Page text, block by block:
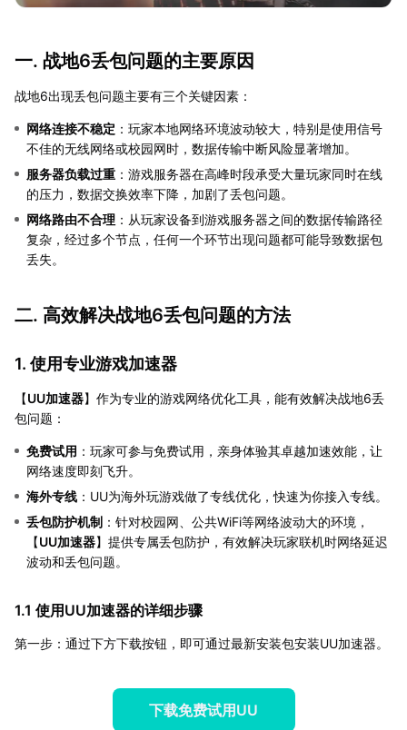
一. 战地6丢包问题的主要原因
战地6出现丢包问题主要有三个关键因素：
网络连接不稳定 ：玩家本地网络环境波动较大，特别是使用信号
不佳的无线网络或校园网时，数据传输中断风险显著增加。
服务器负载过重 ：游戏服务器在高峰时段承受大量玩家同时在线
的压力，数据交换效率下降，加剧了丢包问题。
网络路由不合理 ：从玩家设备到游戏服务器之间的数据传输路径
复杂，经过多个节点，任何一个环节出现问题都可能导致数据包
丢失。
二. 高效解决战地6丢包问题的方法
1. 使用专业游戏加速器
【UU加速器】作为专业的游戏网络优化工具，能有效解决战地6丢
包问题：
免费试用 ：玩家可参与免费试用，亲身体验其卓越加速效能，让
网络速度即刻飞升。
海外专线 ：UU为海外玩游戏做了专线优化，快速为你接入专线。
丢包防护机制 ：针对校园网、公共WiFi等网络波动大的环境，
【UU加速器】提供专属丢包防护，有效解决玩家联机时网络延迟
波动和丢包问题。
1.1 使用UU加速器的详细步骤
第一步：通过下方下载按钮，即可通过最新安装包安装UU加速器。
下载免费试用UU